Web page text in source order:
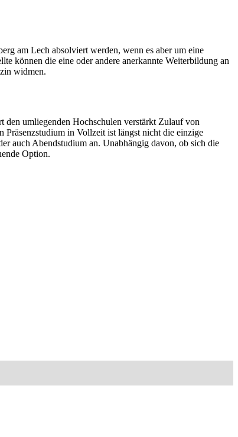
am Lech absolviert werden, wenn es aber um eine
können die eine oder andere anerkannte Weiterbildung an
widmen.
den umliegenden Hochschulen verstärkt Zulauf von
Präsenzstudium in Vollzeit ist längst nicht die einzige
auch Abendstudium an. Unabhängig davon, ob sich die
Option.